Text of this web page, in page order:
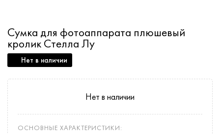
Сумка для фотоаппарата плюшевый
кролик Стелла Лу
Нет в наличии
Нет в наличии
ОСНОВНЫЕ ХАРАКТЕРИСТИКИ: